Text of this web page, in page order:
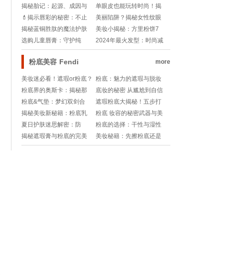
漂白，哪款让你笑得更灿
烂？✨!
你塑造V脸吗？
揭秘胎记：起源、成因与
神秘遗产
单眼皮也能玩转时尚！揭
秘眼妆魔法——一步到位
教程!
💄揭示唇彩的秘密：不止
是颜色，它是魅力的魔法
棒!
美丽陷阱？揭秘女性纹眼
线背后的真相
揭秘蓝铜胜肽的魔法护肤
秘密，肌肤焕发新生力量!
美妆小揭秘：方里粉饼7
克，到底能撑多久？!
选购儿童唇膏：守护纯
真，关注成分
2024年最火发型：时尚减
龄的艺术
粉底美容 Fendi more
美妆迷必看！遮瑕or粉底？
正确顺序大揭秘💄!
粉底：魅力的遮瑕与脱妆
的挑战
粉底界的奥斯卡：揭秘那
些让你肌肤瞬间“无瑕”的秘
密!
底妆的秘密 从尴尬到自信
——粉底脱妆的艺术与策
略
粉底&气垫：梦幻双剑合
璧，打造无瑕妆容秘密武
器!
遮瑕粉底大揭秘！五步打
造无暇美肌
揭秘美妆新秘籍：粉底乳
的正确使用位置与步骤
粉底 妆容的秘密武器与美
学桥梁
夏日护肤迷思解密：防
晒、隔离还是粉底？🎨💦
粉底的选择：干性与湿性
之美
揭秘遮瑕膏与粉底的完美
融合：美妆界的新神话💄
美妆秘籍：先擦粉底还是
先擦遮瑕？